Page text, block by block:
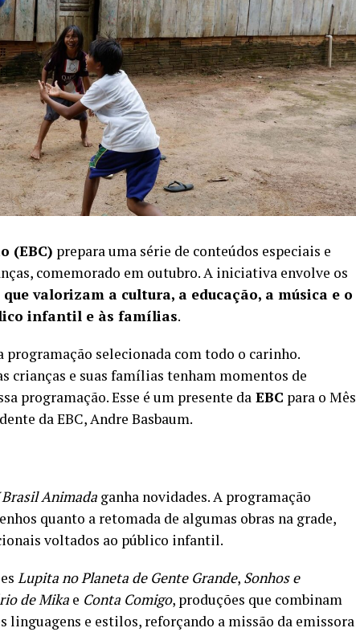
(EBC) prepara uma série de conteúdos especiais e
comemorado em outubro. A iniciativa envolve os
valorizam a cultura, a educação, a música e o
infantil e às famílias.
programação selecionada com todo o carinho.
crianças e suas famílias tenham momentos de
programação. Esse é um presente da EBC para o Mês
da EBC, Andre Basbaum.
Brasil Animada ganha novidades. A programação
quanto a retomada de algumas obras na grade,
voltados ao público infantil.
Lupita no Planeta de Gente Grande, Sonhos e
de Mika e Conta Comigo, produções que combinam
linguagens e estilos, reforçando a missão da emissora